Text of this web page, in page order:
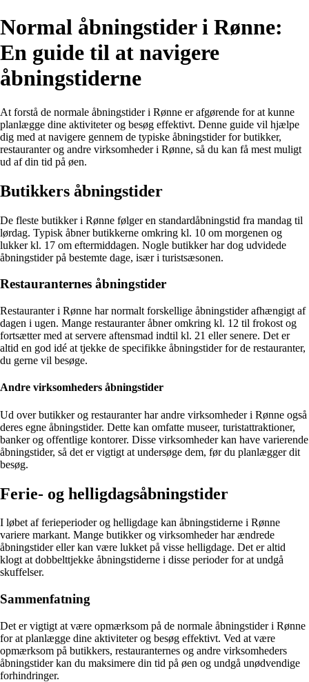
Normal åbningstider i Rønne:
En guide til at navigere
åbningstiderne
At forstå de normale åbningstider i Rønne er afgørende for at kunne
planlægge dine aktiviteter og besøg effektivt. Denne guide vil hjælpe
dig med at navigere gennem de typiske åbningstider for butikker,
restauranter og andre virksomheder i Rønne, så du kan få mest muligt
ud af din tid på øen.
Butikkers åbningstider
De fleste butikker i Rønne følger en standardåbningstid fra mandag til
lørdag. Typisk åbner butikkerne omkring kl. 10 om morgenen og
lukker kl. 17 om eftermiddagen. Nogle butikker har dog udvidede
åbningstider på bestemte dage, især i turistsæsonen.
Restauranternes åbningstider
Restauranter i Rønne har normalt forskellige åbningstider afhængigt af
dagen i ugen. Mange restauranter åbner omkring kl. 12 til frokost og
fortsætter med at servere aftensmad indtil kl. 21 eller senere. Det er
altid en god idé at tjekke de specifikke åbningstider for de restauranter,
du gerne vil besøge.
Andre virksomheders åbningstider
Ud over butikker og restauranter har andre virksomheder i Rønne også
deres egne åbningstider. Dette kan omfatte museer, turistattraktioner,
banker og offentlige kontorer. Disse virksomheder kan have varierende
åbningstider, så det er vigtigt at undersøge dem, før du planlægger dit
besøg.
Ferie- og helligdagsåbningstider
I løbet af ferieperioder og helligdage kan åbningstiderne i Rønne
variere markant. Mange butikker og virksomheder har ændrede
åbningstider eller kan være lukket på visse helligdage. Det er altid
klogt at dobbelttjekke åbningstiderne i disse perioder for at undgå
skuffelser.
Sammenfatning
Det er vigtigt at være opmærksom på de normale åbningstider i Rønne
for at planlægge dine aktiviteter og besøg effektivt. Ved at være
opmærksom på butikkers, restauranternes og andre virksomheders
åbningstider kan du maksimere din tid på øen og undgå unødvendige
forhindringer.